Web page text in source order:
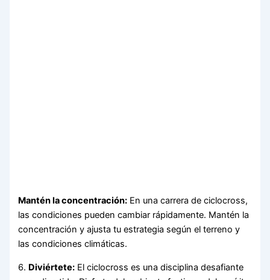
Mantén la concentración: En una carrera de ciclocross,
las condiciones pueden cambiar rápidamente. Mantén la
concentración y ajusta tu estrategia según el terreno y
las condiciones climáticas.
6. Diviértete: El ciclocross es una disciplina desafiante